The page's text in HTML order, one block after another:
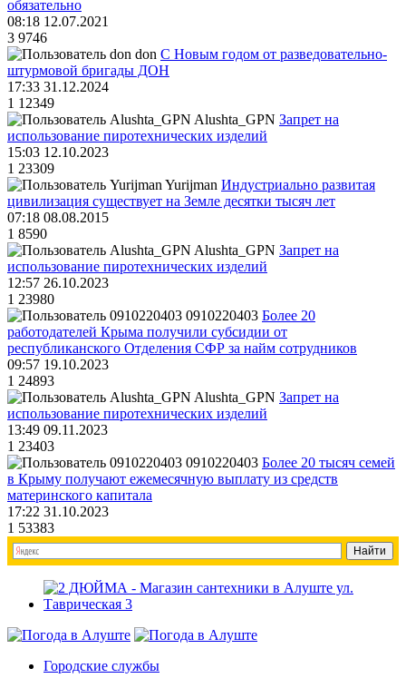
обязательно
08:18 12.07.2021
3 9746
don С Новым годом от разведовательно-
штурмовой бригады ДОН
17:33 31.12.2024
1 12349
Alushta_GPN Запрет на
использование пиротехнических изделий
15:03 12.10.2023
1 23309
Yurijman Индустриально развитая
цивилизация существует на Земле десятки тысяч лет
07:18 08.08.2015
1 8590
Alushta_GPN Запрет на
использование пиротехнических изделий
12:57 26.10.2023
1 23980
0910220403 Более 20
работодателей Крыма получили субсидии от
республиканского Отделения СФР за найм сотрудников
09:57 19.10.2023
1 24893
Alushta_GPN Запрет на
использование пиротехнических изделий
13:49 09.11.2023
1 23403
0910220403 Более 20 тысяч семей
в Крыму получают ежемесячную выплату из средств
материнского капитала
17:22 31.10.2023
1 53383
Городские службы